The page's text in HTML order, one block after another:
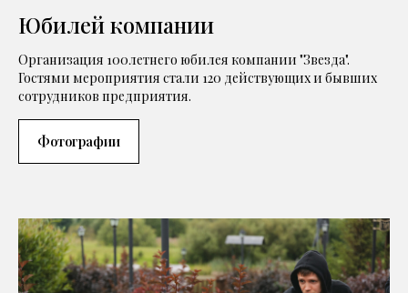
Юбилей компании
Организация 100летнего юбилея компании "Звезда".
Гостями мероприятия стали 120 действующих и бывших
сотрудников предприятия.
Фотографии